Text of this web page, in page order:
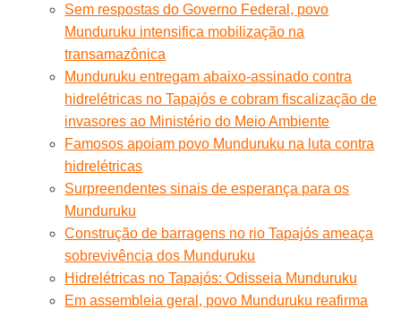
Sem respostas do Governo Federal, povo
Munduruku intensifica mobilização na
transamazônica
Munduruku entregam abaixo-assinado contra
hidrelétricas no Tapajós e cobram fiscalização de
invasores ao Ministério do Meio Ambiente
Famosos apoiam povo Munduruku na luta contra
hidrelétricas
Surpreendentes sinais de esperança para os
Munduruku
Construção de barragens no rio Tapajós ameaça
sobrevivência dos Munduruku
Hidrelétricas no Tapajós: Odisseia Munduruku
Em assembleia geral, povo Munduruku reafirma